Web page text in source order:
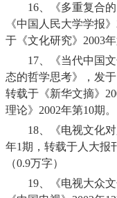
16、
《多重复合
《中国人民大学学报》
于《文化研究》 2003
17、
《当代中国
态的哲学思考》，发
转载于《新华文摘》
理论》 2002年第10期
18、
《电视文化
年1期，转载于人大报
（0.9万字）
19、
《电视大众